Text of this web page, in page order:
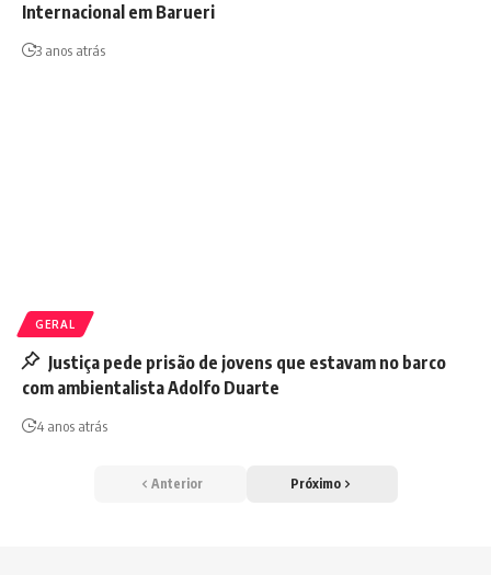
Internacional em Barueri
3 anos atrás
GERAL
Justiça pede prisão de jovens que estavam no barco
com ambientalista Adolfo Duarte
4 anos atrás
Anterior Próximo